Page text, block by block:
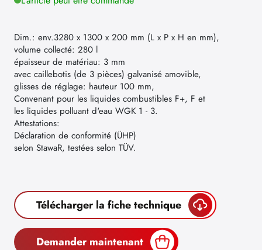
Dim.: env.3280 x 1300 x 200 mm (L x P x H en mm),
volume collecté: 280 l
épaisseur de matériau: 3 mm
avec caillebotis (de 3 pièces) galvanisé amovible,
glisses de réglage: hauteur 100 mm,
Convenant pour les liquides combustibles F+, F et
les liquides polluant d'eau WGK 1 - 3.
Attestations:
Déclaration de conformité (ÜHP)
selon StawaR, testées selon TÜV.
Télécharger la fiche technique
Demander maintenant